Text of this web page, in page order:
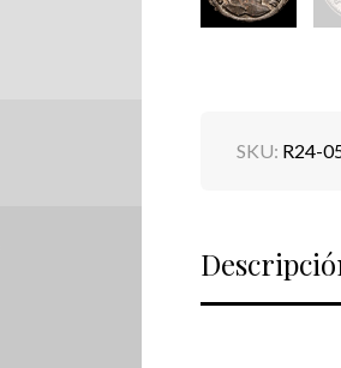
SKU: R24-